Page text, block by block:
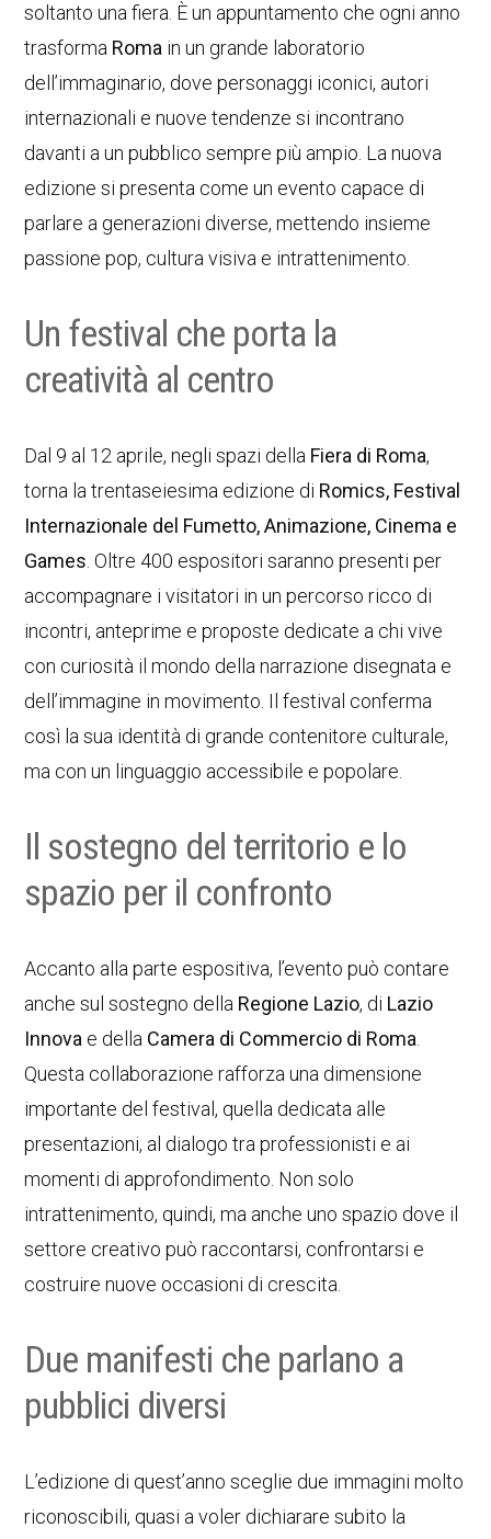
soltanto una fiera. È un appuntamento che ogni anno
trasforma Roma in un grande laboratorio
dell’immaginario, dove personaggi iconici, autori
internazionali e nuove tendenze si incontrano
davanti a un pubblico sempre più ampio. La nuova
edizione si presenta come un evento capace di
parlare a generazioni diverse, mettendo insieme
passione pop, cultura visiva e intrattenimento.
Un festival che porta la
creatività al centro
Dal 9 al 12 aprile, negli spazi della Fiera di Roma,
torna la trentaseiesima edizione di Romics, Festival
Internazionale del Fumetto, Animazione, Cinema e
Games . Oltre 400 espositori saranno presenti per
accompagnare i visitatori in un percorso ricco di
incontri, anteprime e proposte dedicate a chi vive
con curiosità il mondo della narrazione disegnata e
dell’immagine in movimento. Il festival conferma
così la sua identità di grande contenitore culturale,
ma con un linguaggio accessibile e popolare.
Il sostegno del territorio e lo
spazio per il confronto
Accanto alla parte espositiva, l’evento può contare
anche sul sostegno della Regione Lazio, di Lazio
Innova e della Camera di Commercio di Roma
Questa collaborazione rafforza una dimensione
importante del festival, quella dedicata alle
presentazioni, al dialogo tra professionisti e ai
momenti di approfondimento. Non solo
intrattenimento, quindi, ma anche uno spazio dove il
settore creativo può raccontarsi, confrontarsi e
costruire nuove occasioni di crescita.
Due manifesti che parlano a
pubblici diversi
L’edizione di quest’anno sceglie due immagini molto
riconoscibili, quasi a voler dichiarare subito la